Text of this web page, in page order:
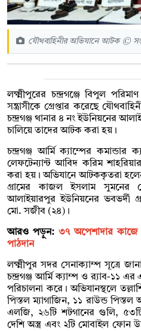
যৌথবাহিনীর অভিযানে আটক ©
লক্ষ্মীপুরের চন্দ্রগঞ্জে বিপুল
সন্ত্রাসীকে গ্রেপ্তার করেছে
চন্দ্রগঞ্জ থানার ৪ নং ইউনিয়নের
চালিয়ে তাদের আটক করা হয়।
চন্দ্রগঞ্জ আর্মি ক্যাম্পের
লেফটেন্যান্ট আবিদ করিম
করা হয়। অভিযানে আটককৃতরা
গ্রামের কাজল ইসলাম
আলাইয়ারপুর ইউনিয়নের ভবভর্দী
মো. সজীব (২৪)।
আরও পড়ুন: ৩৭ অপেশাদার কাজে
পাঠদান
লক্ষ্মীপুর সদর সেনাক্যাম্প সূত্রে
চন্দ্রগঞ্জ আর্মি ক্যাম্প ও র‍্যাব-১১
পরিচালনা করে। অভিযানস্থলে
পিস্তল ম্যাগাজিন, ১১ রাউন্ড পিস্তল
এলজি, ২৬টি শটগানের গুলি,
দেশি অস্ত্র এবং ২টি মোবাইল ফোন